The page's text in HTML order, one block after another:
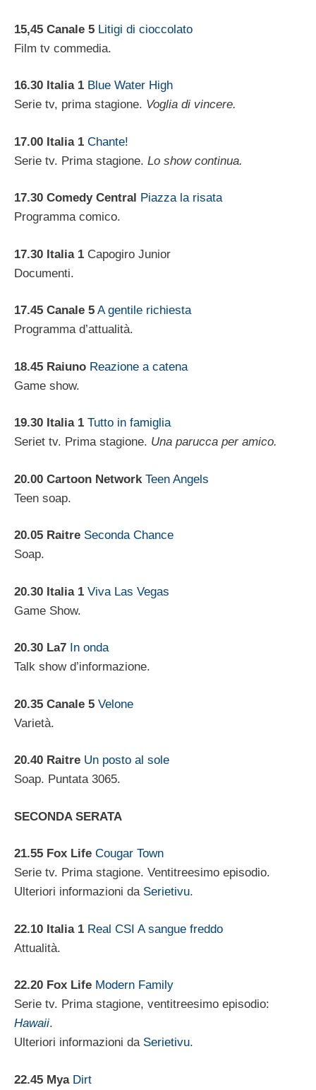
15,45 Canale 5 Litigi di cioccolato
Film tv commedia.
16.30 Italia 1 Blue Water High
Serie tv, prima stagione. Voglia di vincere.
17.00 Italia 1 Chante!
Serie tv. Prima stagione. Lo show continua.
17.30 Comedy Central
Piazza la risata
Programma comico.
17.30 Italia 1 Capogiro Junior
Documenti.
17.45 Canale 5 A gentile richiesta
Programma d’attualità.
18.45 Raiuno Reazione a catena
Game show.
19.30 Italia 1 Tutto in famiglia
Seriet tv. Prima stagione. Una parucca per amico.
20.00 Cartoon Network Teen Angels
Teen soap.
20.05 Raitre Seconda Chance
Soap.
20.30 Italia 1 Viva Las Vegas
Game Show.
20.30 La7 In onda
Talk show d’informazione.
20.35 Canale 5 Velone
Varietà.
20.40 Raitre Un posto al sole
Soap. Puntata 3065.
SECONDA SERATA
21.55 Fox Life Cougar Town
Serie tv. Prima stagione. Ventitreesimo episodio.
Ulteriori informazioni da Serietivu.
22.10 Italia 1 Real CSI A sangue freddo
Attualità.
22.20 Fox Life Modern Family
Serie tv. Prima stagione, ventitreesimo episodio:
Hawaii.
Ulteriori informazioni da Serietivu.
22.45 Mya Dirt